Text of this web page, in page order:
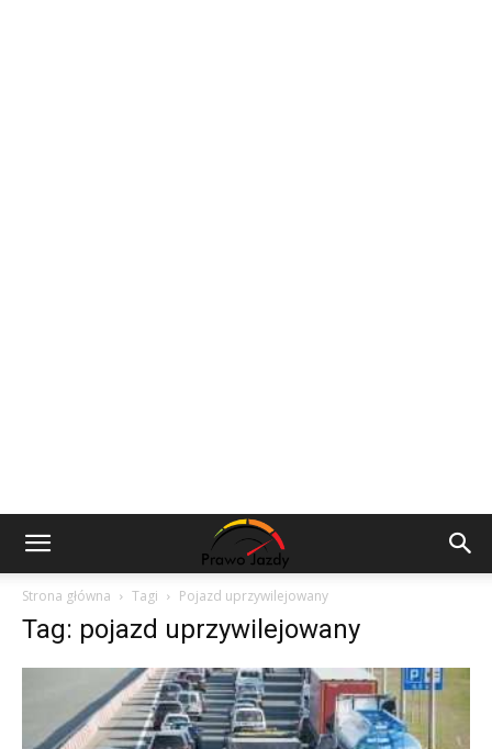
Strona główna Tagi Pojazd uprzywilejowany
Tag: pojazd uprzywilejowany